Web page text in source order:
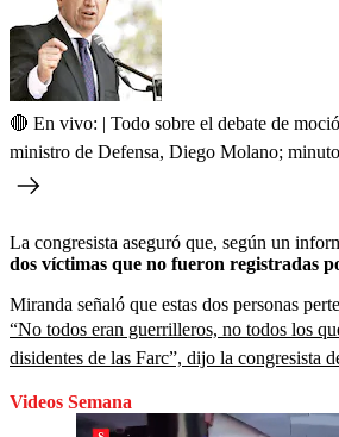
🔴 En vivo: | Todo sobre el debate de
ministro de Defensa, Diego Molano;
La congresista aseguró que, según un
dos víctimas que no fueron registradas
Miranda señaló que estas dos personas
“No todos eran guerrilleros, no todos los
disidentes de las Farc”, dijo la congresista
Videos Semana